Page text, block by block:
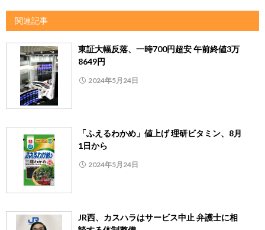
関連記事
東証大幅反落、一時700円超安 午前終値3万
8649円
2024年5月24日
「ふえるわかめ」値上げ 理研ビタミン、8月
1日から
2024年5月24日
JR西、カスハラはサービス中止 弁護士に相